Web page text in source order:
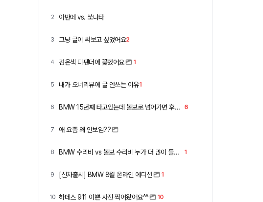
2 아반떼 vs. 쏘나타
3 그냥 글이 써보고 싶었어요2
4 검은색 디펜더에 꽂혔어요 1
5 내가 오너리뷰에 글 안쓰는 이유1
6 BMW 15년째 타고있는데 볼보로 넘어가면 후회할까요 ? 6
7 애 요즘 왜 안보임??
8 BMW 수리비 vs 볼보 수리비 누가 더 많이 들까요 ㅎ 1
9 [신차출시] BMW 8월 온라인 에디션 1
10 하데스 911 이쁜 사진 찍어왔어요^^ 10